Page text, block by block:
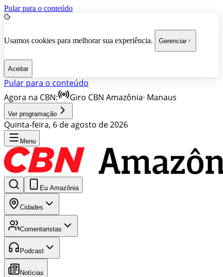
Pular para o conteúdo
Usamos cookies para melhorar sua experiência. Gerenciar
Aceitar
Pular para o conteúdo
Agora na CBN:
Giro CBN Amazônia· Manaus
Ver programação
Quinta-feira, 6 de agosto de 2026
Menu
Eu Amazônia
Cidades
Comentaristas
Podcast
Notícias